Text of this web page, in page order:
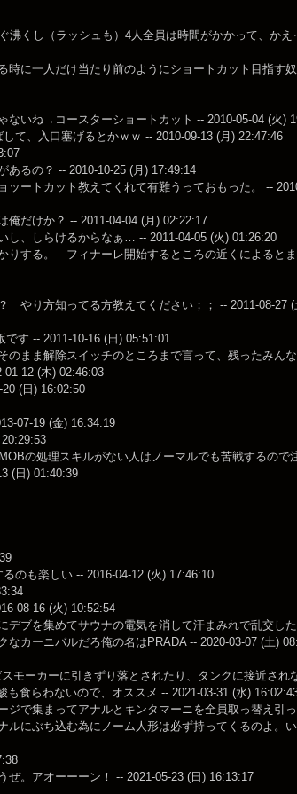
くし（ラッシュも）4人全員は時間がかかって、かえ
に一人だけ当たり前のようにショートカット目指す奴
ないね→コースターショートカット -- 2010-05-04 (火)
て、入口塞げるとかｗｗ -- 2010-09-13 (月) 22:47:46
あるの？ -- 2010-10-25 (月) 17:49:14
ートカット教えてくれて有難うっておもった。 --
だけか？ -- 2011-04-04 (月) 02:22:17
し、しらけるからなぁ… -- 2011-04-05 (火) 01:26:20
りする。 フィナーレ開始するところの近くによると
やり方知ってる方教えてください；； -- 2011-08-27 (
す -- 2011-10-16 (日) 05:51:01
まま解除スイッチのところまで言って、残ったみん
01-12 (木) 02:46:03
(日) 16:02:50
07-19 (金) 16:34:19
の処理スキルがない人はノーマルでも苦戦するので
(日) 01:40:39
のも楽しい -- 2016-04-12 (火) 17:46:10
08-16 (火) 10:52:54
ブを集めてサウナの電気を消して汗まみれで乱交し
カーニバルだろ俺の名はPRADA -- 2020-03-07 (土)
モーカーに引きずり落とされたり、タンクに接近され
食らわないので、オススメ -- 2021-03-31 (水)
で集まってアナルとキンタマーニを全員取っ替え引
にぶち込む為にノーム人形は必ず持ってくるのよ。
。アオーーーン！ -- 2021-05-23 (日) 16:13:17